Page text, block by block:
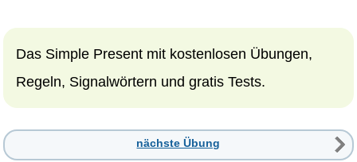
Das Simple Present mit kostenlosen Übungen,
Regeln, Signalwörtern und gratis Tests.
nächste Übung